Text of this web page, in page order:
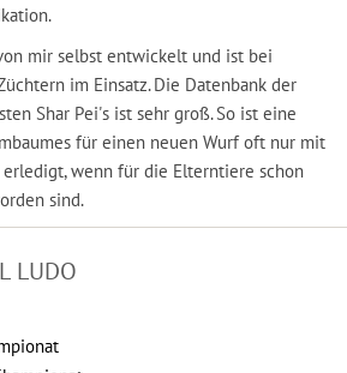
mir selbst entwickelt und ist bei
im Einsatz. Die Datenbank der
Shar Pei's ist sehr groß. So ist eine
für einen neuen Wurf oft nur mit
wenn für die Elterntiere schon
sind.
LUDO